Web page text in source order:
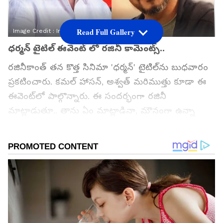
Image Credit : Instagram, X
ధర్మన్ టైటిల్‌ ఈవెంట్ లో రజినీ కామెంట్స్..
రజినీకాంత్ తన కొత్త సినిమా 'ధర్మన్' టైటిల్‌ను బుధవారం
ప్రకటించారు. కమల్ హాసన్, అశ్వత్ మరిముత్తు కూడా ఈ
ఈవెంట్‌లో పాల్గొన్నారు. ఈ సందర్భంగా రజినీ
మాట్లాడుతూ.. తాను ఏం మాట్లాడినా, మౌనంగా ఉన్నా
కాస్త సంకోచిస్తున్నానని అన్నారు. మే నెలలో విజయ్‌పై చేసిన
వ్యాఖ్యల తర్వాత ఈ కామెంట్స్ పై చర్చ జరుగుతోంది.
గూగుల్‌లో ఆసక్తికరమైన సమాచారం కోసం ఏసియానెట్ తెలుగు
ను మీ ఫ్రిఫర్డ్ సోర్స్ గా ఎంచుకోండి
Read Full Gallery